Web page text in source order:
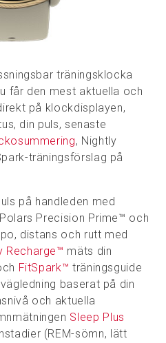
träningsklocka
får den mest aktuella och
på klockdisplayen,
din puls, senaste
, Nightly
träningsförslag på
på handleden med
Precision Prime™ och
distans och rutt med
Recharge™ mäts din
FitSpark™ träningsguide
baserat på din
och aktuella
Sleep Plus
(REM-sömn, lätt